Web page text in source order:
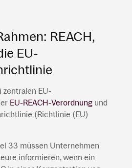
REACH,
EU-
zentralen EU-
EU-REACH-Verordnung und
(Richtlinie (EU)
33 müssen Unternehmen
informieren, wenn ein